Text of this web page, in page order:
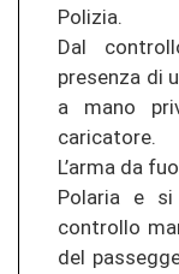
Polizia.
Dal
presenza di
a mano
caricatore.
L’arma da
Polaria e si
controllo
del